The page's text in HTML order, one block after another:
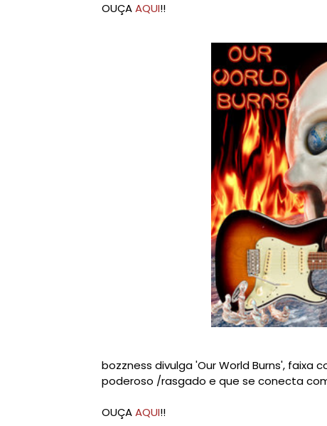
OUÇAAQUI!!
bozzness divulga 'Our World Burns',
poderoso /rasgado e que se conecta
OUÇAAQUI!!